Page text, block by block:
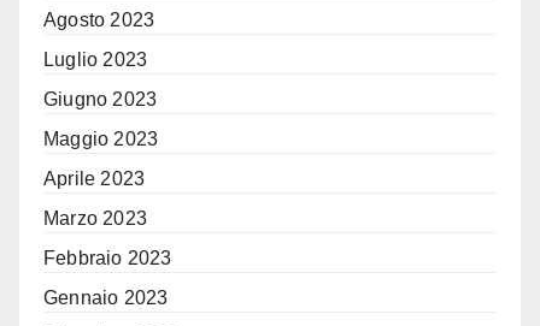
Agosto 2023
Luglio 2023
Giugno 2023
Maggio 2023
Aprile 2023
Marzo 2023
Febbraio 2023
Gennaio 2023